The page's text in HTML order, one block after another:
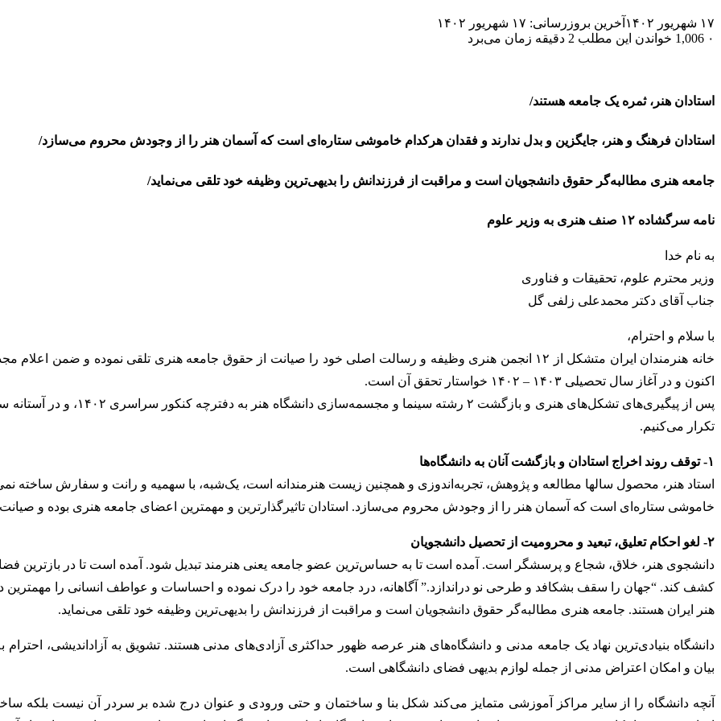
۱۷ شهریور ۱۴۰۲
آخرین بروزرسانی: ۱۷ شهریور ۱۴۰۲
۰
خواندن این مطلب 2 دقیقه زمان می‌برد
استادان هنر، ثمره یک جامعه هستند/
استادان فرهنگ و هنر، جایگزین و بدل ندارند و فقدان هرکدام خاموشی ستاره‌ای است که آسمان هنر را از وجودش محروم می‌سازد/
جامعه هنری مطالبه‌گر حقوق دانشجویان است و مراقبت از فرزندانش را بدیهی‌ترین وظیفه خود تلقی می‌نماید/
نامه سرگشاده ۱۲ صنف هنری به وزیر علوم
به نام خدا
وزیر محترم علوم، تحقیقات و فناوری
جناب آقای دکتر محمدعلی زلفی گل
با سلام و احترام،
خانه هنرمندان ایران متشکل از ۱۲ انجمن هنری وظیفه و رسالت اصلی خود را صیانت از حقوق جامعه هنری تلقی نموده
اکنون و در آغاز سال تحصیلی ۱۴۰۳ – ۱۴۰۲ خواستار تحقق آن است.
پس از پیگیری‌های تشکل‌های هنری
تکرار می‌کنیم.
۱- توقف روند اخراج استادان و بازگشت آنان به دانشگاه‌ها
استاد هنر، محصول سالها مطالعه و پژوهش، تجربه‌اندوزی و همچنین زیست هنرمندانه است، یک‌شبه، با سهمیه و رانت و سفارش ساخته
خاموشی ستاره‌ای است که آسمان هنر را از وجودش محروم می‌سازد. استادان تاثیرگذارترین و مهمترین اعضای جامعه هنری بوده و
۲- لغو احکام تعلیق، تبعید و محرومیت از تحصیل دانشجویان
دانشجوی هنر، خلاق، شجاع و پرسشگر است. آمده است تا به حساس‌ترین عضو جامعه یعنی هنرمند تبدیل شود. آمده است تا در بازترین
کشف کند. “جهان را سقف بشکافد و طرحی نو دراندازد.” آگاهانه، درد جامعه خود را درک نموده و احساسات و عواطف انسانی را
هنر ایران هستند. جامعه هنری مطالبه‌گر حقوق دانشجویان است و مراقبت از فرزندانش را بدیهی‌ترین وظیفه خود تلقی می‌نماید.
دانشگاه بنیادی‌ترین نهاد یک جامعه مدنی و دانشگاه‌های هنر عرصه ظهور حداکثری آزادی‌های مدنی هستند. تشویق به آزاداندیشی،
بیان و امکان اعتراض مدنی از جمله لوازم بدیهی فضای دانشگاهی است.
آنچه دانشگاه را از سایر مراکز آموزشی متمایز می‌کند شکل بنا و ساختمان و حتی ورودی و عنوان درج شده بر سردر آن نیست بلکه